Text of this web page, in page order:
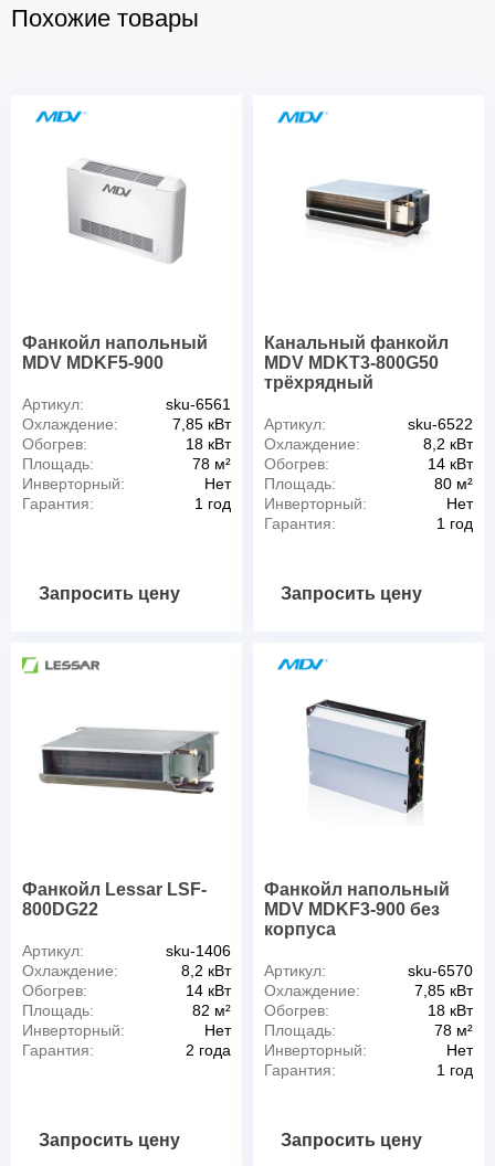
Похожие товары
Фанкойл напольный
MDV MDKF5-900
Артикул:
sku-6561
Охлаждение:
7,85 кВт
Обогрев:
18 кВт
Площадь:
78 м²
Инверторный:
Нет
Гарантия:
1 год
Запросить цену
Канальный фанкойл
MDV MDKT3-800G50
трёхрядный
Артикул:
sku-6522
Охлаждение:
8,2 кВт
Обогрев:
14 кВт
Площадь:
80 м²
Инверторный:
Нет
Гарантия:
1 год
Запросить цену
Фанкойл Lessar LSF-
800DG22
Артикул:
sku-1406
Охлаждение:
8,2 кВт
Обогрев:
14 кВт
Площадь:
82 м²
Инверторный:
Нет
Гарантия:
2 года
Запросить цену
Фанкойл напольный
MDV MDKF3-900 без
корпуса
Артикул:
sku-6570
Охлаждение:
7,85 кВт
Обогрев:
18 кВт
Площадь:
78 м²
Инверторный:
Нет
Гарантия:
1 год
Запросить цену